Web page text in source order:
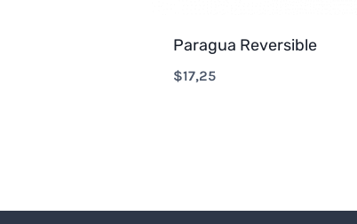
Paragua Reversible
$17,25